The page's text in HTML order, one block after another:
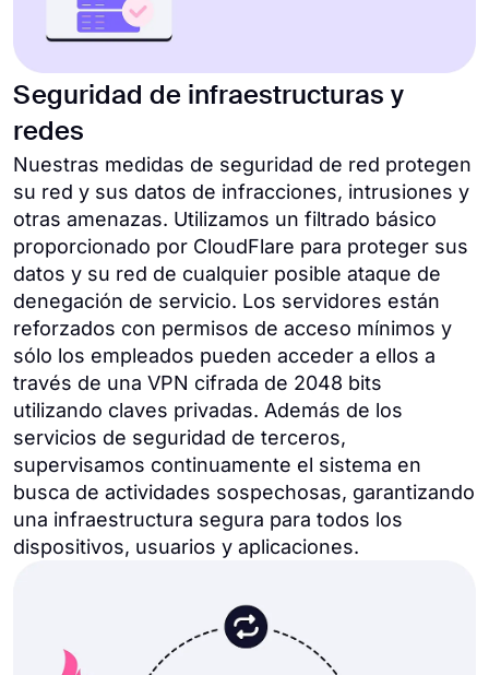
Seguridad de infraestructuras y
redes
Nuestras medidas de seguridad de red protegen
su red y sus datos de infracciones, intrusiones y
otras amenazas. Utilizamos un filtrado básico
proporcionado por CloudFlare para proteger sus
datos y su red de cualquier posible ataque de
denegación de servicio. Los servidores están
reforzados con permisos de acceso mínimos y
sólo los empleados pueden acceder a ellos a
través de una VPN cifrada de 2048 bits
utilizando claves privadas. Además de los
servicios de seguridad de terceros,
supervisamos continuamente el sistema en
busca de actividades sospechosas, garantizando
una infraestructura segura para todos los
dispositivos, usuarios y aplicaciones.